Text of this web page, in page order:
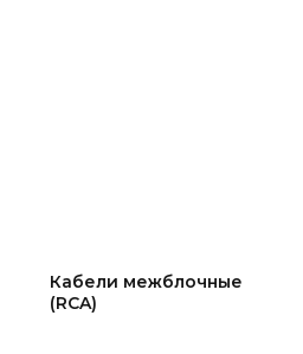
Кабели межблочные
(RCA)